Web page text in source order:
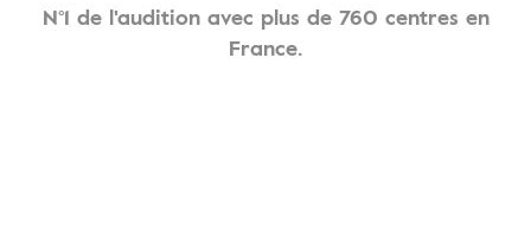
N°1 de l'audition avec plus de 760 centres en
France.